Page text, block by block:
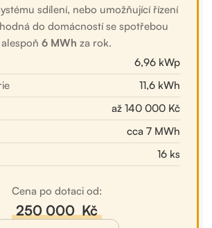
sdílení, nebo umožňující řízení
do domácností se spotřebou
alespoň6 MWh za rok.
6,96 kWp
11,6 kWh
až 140 000 Kč
cca 7 MWh
16 ks
Cena po dotaci od:
250 000 Kč